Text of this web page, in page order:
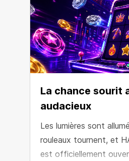
La chance sourit
audacieux
Les lumières sont
rouleaux tournent, et
est officiellement